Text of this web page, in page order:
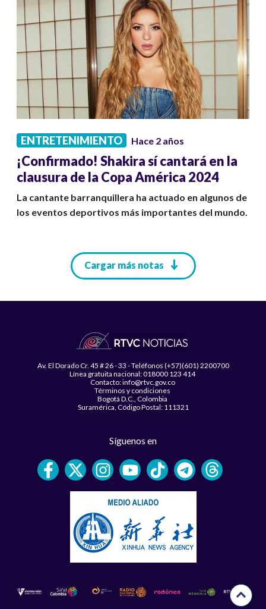
ENTRETENIMIENTO Hace 2 años
¡Confirmado! Shakira sí cantará en la
clausura de la Copa América 2024
La cantante barranquillera ha actuado en algunos de
los eventos deportivos más importantes del mundo.
Cargar más notas
Av. El Dorado Cr. 45 # 26 - 33 - Teléfonos (+57)(601) 2200700
Línea gratuita nacional: 018000 123 414
Contacto: info@rtvc.gov.co
Términos y condiciones
Bogotá D.C., Colombia
Suramérica, Código Postal: 111321
Síguenos en